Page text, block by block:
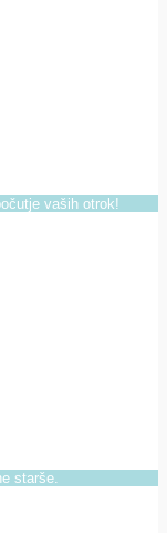
vaših otrok!
starše.